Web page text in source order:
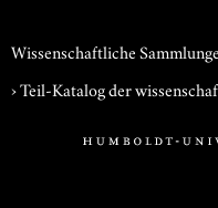
Wissenschaftliche
› Teil-Katalog der